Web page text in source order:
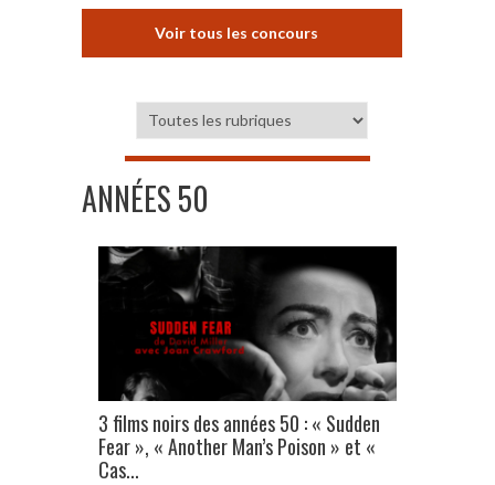
Voir tous les concours
ANNÉES 50
3 films noirs des années 50 : « Sudden
Fear », « Another Man’s Poison » et «
Cas...